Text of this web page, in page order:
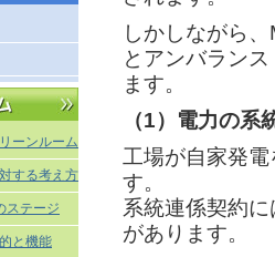
しかしながら
とアンバラン
ます。
（1）電力の系
工場が自家発
す。
系統連係契約
があります。
ーンルーム
する考え方
ステージ
と機能